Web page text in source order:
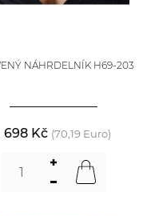
NÁHRDELNÍK H69-203
698 Kč (70,19 Euro)